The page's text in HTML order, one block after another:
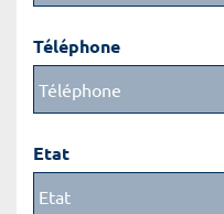
Téléphone
Etat